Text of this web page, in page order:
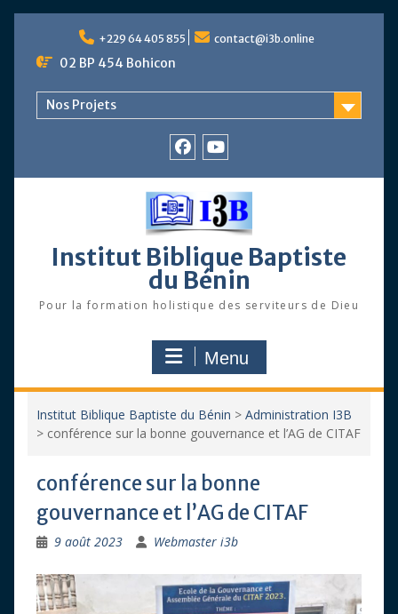
content
+229 64 405 855 contact@i3b.online
02 BP 454 Bohicon
Nos Projets
Youtube
Institut Biblique Baptiste
du Bénin
Pour la formation holistique des serviteurs de Dieu
Menu
Institut Biblique Baptiste du Bénin > Administration I3B
> conférence sur la bonne gouvernance et l’AG de CITAF
conférence sur la bonne
gouvernance et l’AG de CITAF
9 août 2023 Webmaster i3b